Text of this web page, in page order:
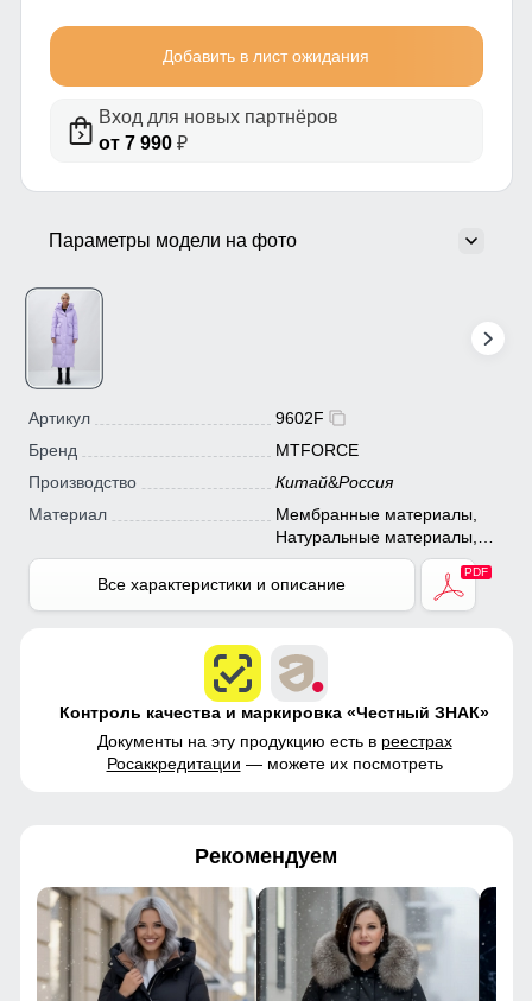
Добавить в лист ожидания
Вход для новых партнёров
от 7 990₽
Параметры модели на фото
Артикул
9602F
Бренд
MTFORCE
Производство
Китай&Россия
Материал
Мембранные материалы,
Натуральные материалы,
Полиэстер, Плащевка,
Тефлон, Ткань, Экологичные
Все характеристики и описание
Контроль качества и маркировка «Честный ЗНАК»
Документы на эту продукцию есть в реестрах
Росаккредитации — можете их посмотреть
Рекомендуем